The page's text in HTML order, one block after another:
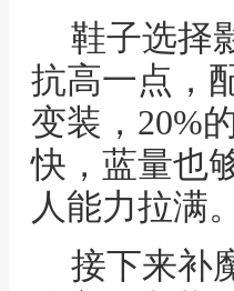
鞋子选择
抗高一点，
变装，20%
快，蓝量也
人能力拉满。
接下来补